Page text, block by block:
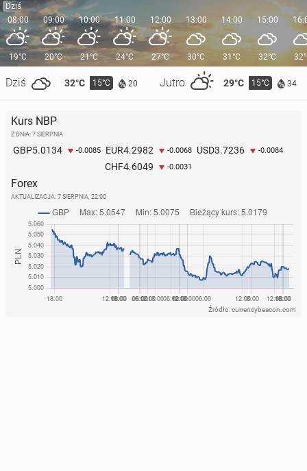
Dziś
08:00
19°C
Dziś 32°C 15°C 20 Jutro 29°C 15°C 34
09:00
20°C
10:00
21°C
11:00
24°C
12:00
27°C
13:00
30°C
14:00
31°C
15:00
32°C
Kurs NBP
Z DNIA: 7 SIERPNIA
GBP5.0134 -0.0085 EUR4.2982 -0.0068 USD3.7236 -0.0084
CHF4.6049 -0.0031
Forex
AKTUALIZACJA: 7 SIERPNIA, 22:00
Źródło: currencybeacon.com